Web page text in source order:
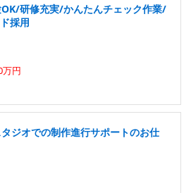
研修充実/かんたんチェック作業/
採用
万円
ジオでの制作進行サポートのお仕